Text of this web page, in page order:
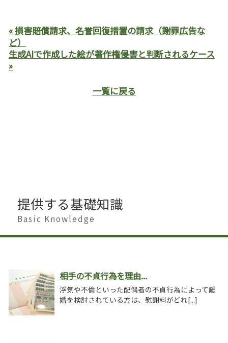
« 損害賠償請求、名誉回復措置の請求（謝罪広告な
ど）
生成AIで作成した絵が著作権侵害と判断されるケース
»
一覧に戻る
提供する基礎知識
Basic Knowledge
相手の不貞行為を理由...
浮気や不倫といった配偶者の不貞行為によって離
婚を検討されている方は、慰謝料がどれ[...]